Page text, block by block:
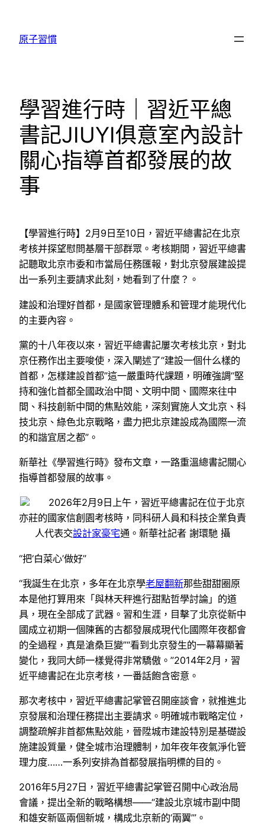
原子習慣
學習進行時｜習近平總
書記JIUYI俱意室內設計
關心指導首都發展的故
事
【學習進行時】2月9日至10日，習近平總書記在北京
考核并探望慰問基層干部群眾。考核期間，習近平總書
記聽取北京市委和市當局任務匯報，對北京發展建設提
出一系列主要請求此刻，她看到了什麼？。
建設和治理好首都，是國家管理體系和管理才能現代化
的主要內容。
黨的十八年夜以來，習近平總書記屢次考核北京，對北
京任務作出主要唆使，深入闡述了“建設一個什么樣的
首都，怎樣建設首都”這一嚴重時代課題，明確強調“堅
持和強化首都全國政治中間、文明中間、國際來往中
間、科技創新中間的焦點效能，深刻實施人文北京、科
技北京、綠色北京戰略，盡力把北京建設成為國際一流
的和諧宜居之都”。
新華社《學習進行時》發布文章，一路重溫總書記關心
指導首都發展的故事。
2026年2月9日上午，習近平總書記在位于北京
亦莊的國家信創園考核時，同科研人員和科技企業負責
人代表交設計家豪宅通。新華社記者 謝環馳 攝
“把‘白菜心’做好”
“我誕生在北京，多年在北京學老屋翻新那些甜甜圈原
本是他打算用來「與林天秤進行甜點哲學討論」的道
具，現在全部成了武器。習和生涯，目擊了北京從新中
國成立初期一個陳舊的古都發展成現代化國際年夜都會
的全過程，真是滄桑巨變”“看到北京發生的一幕幕顯著
變化，我同大師一樣覺得非常驕傲。”2014年2月，習
近平總書記在北京考核，一番話飽含密意。
那次考核中，習近平總書記掌管召開座談會，就推進北
京發展和治理任務提出主要請求。明確城市戰略定位，
調整疏解非首都焦點效能，晉陞城市建設特別是基礎設
施建設質量，健全城市治理體制，加年夜年夜氣淨化管
理力度……一系列安排為首都發展指明標的目的。
2016年5月27日，習近平總書記掌管召開中心政治局
會議，提出全新的戰略構想——“建設北京城市副中間
和雄安新區兩個新城，構成北京新的‘兩翼’”。